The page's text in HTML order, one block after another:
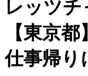
レッツ
【東京都】
仕事帰り